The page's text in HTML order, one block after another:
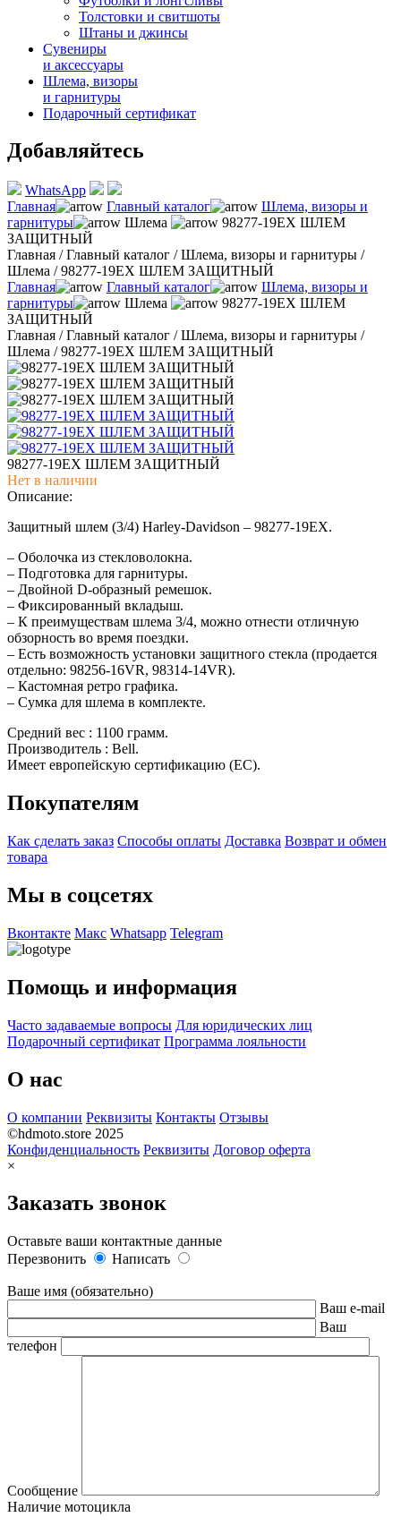
Толстовки и свитшоты
Штаны и джинсы
Сувениры
и аксессуары
Шлема, визоры
и гарнитуры
Подарочный сертификат
Добавляйтесь
WhatsApp
Главная
Главный каталог
Шлема, визоры и
гарнитуры
Шлема
98277-19EX ШЛЕМ
ЗАЩИТНЫЙ
Главная /Главный каталог /Шлема, визоры и гарнитуры /
Шлема /98277-19EX ШЛЕМ ЗАЩИТНЫЙ
Главная
Главный каталог
Шлема, визоры и
гарнитуры
Шлема
98277-19EX ШЛЕМ
ЗАЩИТНЫЙ
Главная /Главный каталог /Шлема, визоры и гарнитуры /
Шлема /98277-19EX ШЛЕМ ЗАЩИТНЫЙ
98277-19EX ШЛЕМ ЗАЩИТНЫЙ
Нет в наличии
Описание:
Защитный шлем (3/4) Harley-Davidson – 98277-19EX.
– Оболочка из стекловолокна.
– Подготовка для гарнитуры.
– Двойной D-образный ремешок.
– Фиксированный вкладыш.
– К преимуществам шлема 3/4, можно отнести отличную
обзорность во время поездки.
– Есть возможность установки защитного стекла (продается
отдельно: 98256-16VR, 98314-14VR).
– Кастомная ретро графика.
– Сумка для шлема в комплекте.
Средний вес : 1100 грамм.
Производитель : Bell.
Имеет европейскую сертификацию (EC).
Покупателям
Как сделать заказ Способы оплаты Доставка Возврат и обмен
товара
Мы в соцсетях
Вконтакте Макс Whatsapp Telegram
Помощь и информация
Часто задаваемые вопросы Для юридических лиц
Подарочный сертификат Программа лояльности
О нас
О компании Реквизиты Контакты Отзывы
©hdmoto.store 2025
Конфиденциальность Реквизиты Договор оферта
×
Заказать звонок
Оставьте ваши контактные данные
Перезвонить
Написать
Ваше имя (обязательно)
Ваш e-mail
Ваш
телефон
Сообщение
Наличие мотоцикла